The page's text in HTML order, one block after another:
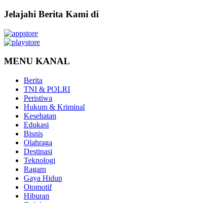
Jelajahi Berita Kami di
MENU KANAL
Berita
TNI & POLRI
Peristiwa
Hukum & Kriminal
Kesehatan
Edukasi
Bisnis
Olahraga
Destinasi
Teknologi
Ragam
Gaya Hidup
Otomotif
Hiburan